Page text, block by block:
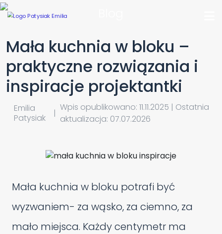
Mała kuchnia w bloku –
praktyczne rozwiązania i
inspiracje projektantki
Emilia
Patysiak
|
Wpis opublikowano: 11.11.2025 | Ostatnia
aktualizacja: 07.07.2026
Mała kuchnia w bloku potrafi być
wyzwaniem- za wąsko, za ciemno, za
mało miejsca. Każdy centymetr ma